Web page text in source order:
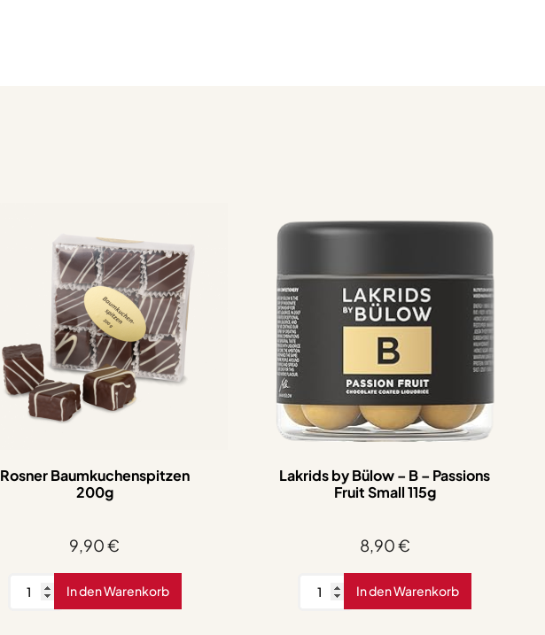
Rosner Baumkuchenspitzen
200g
9,90€
Rosner
Baumkuchenspitzen
In den Warenkorb
Lakrids by Bülow – B – Passions
Fruit Small 115g
8,90€
Lakrids
In den Warenkorb